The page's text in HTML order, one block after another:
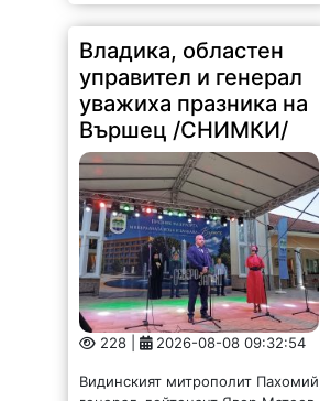
уважиха празника на
Вършец /СНИМКИ/
228 | 2026-08-08 09:32:54
Видинският митрополит Пахомий,
генерал-лейтенант Явор Матеев-
военен представител на
Военния комитет на НАТО и във